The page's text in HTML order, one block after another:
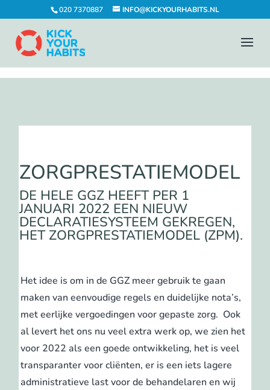
020 7370887 INFO@KICKYOURHABITS.NL
ZORGPRESTATIEMODEL
DE HELE GGZ HEEFT PER 1
JANUARI 2022 EEN NIEUW
DECLARATIESYSTEEM GEKREGEN,
HET ZORGPRESTATIEMODEL (ZPM).
Het idee is om in de GGZ meer gebruik te gaan
maken van eenvoudige regels en duidelijke nota’s,
met eerlijke vergoedingen voor gepaste zorg. Ook
al levert het ons nu veel extra werk op, we zien het
voor 2022 als een goede ontwikkeling, het is veel
transparanter voor cliënten, er is een iets lagere
administratieve last voor de behandelaren en wij